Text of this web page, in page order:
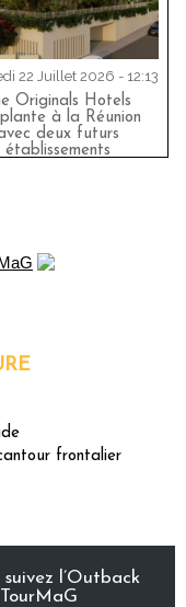
22 Juillet 2026 - 12:13
Originals Hotels
à la Réunion
deux futurs
établissements
frontalier
l’Outback